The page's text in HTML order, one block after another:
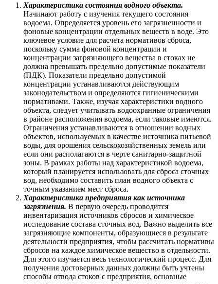
Характеристика состояния водного объекта.
Начинают работу с изучения текущего состояния
водоема. Определяется уровень его загрязненности и
фоновые концентрации отдельных веществ в воде. Это
ключевое условие для расчета нормативов сброса,
поскольку сумма фоновой концентрации и
концентрации загрязняющего вещества в стоках не
должна превышать предельно допустимые показатели
(ПДК). Показатели предельно допустимой
концентрации устанавливаются действующим
законодательством и определяются гигиеническими
нормативами. Также, изучая характеристики водного
объекта, следует учитывать водоохранные ограничения
в районе расположения водоема, если таковые имеются.
Ограничения устанавливаются в отношении водных
объектов, используемых в качестве источника питьевой
воды, для орошения сельскохозяйственных земель или
если они располагаются в черте санитарно-защитной
зоны. В рамках работы над характеристикой водоема,
который планируется использовать для сброса сточных
вод, необходимо составить план водного объекта с
точным указанием мест сброса.
Характеристика предприятия как источника
загрязнения. В первую очередь проводится
инвентаризация источников сбросов и химическое
исследование состава сточных вод. Важно выделить все
загрязняющие компоненты, образующиеся в результате
деятельности предприятия, чтобы рассчитать нормативы
сбросов на каждое химическое вещество в отдельности.
Для этого изучается весь технологический процесс. Для
получения достоверных данных должны быть учтены
способы отвода стоков с предприятия, основные